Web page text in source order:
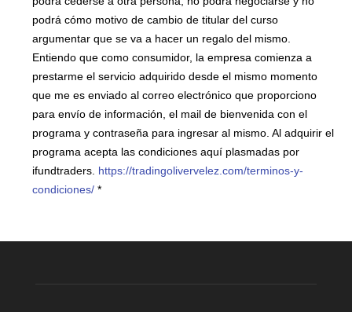
podrá cómo motivo de cambio de titular del curso
argumentar que se va a hacer un regalo del mismo.
Entiendo que como consumidor, la empresa comienza a
prestarme el servicio adquirido desde el mismo momento
que me es enviado al correo electrónico que proporciono
para envío de información, el mail de bienvenida con el
programa y contraseña para ingresar al mismo. Al adquirir el
programa acepta las condiciones aquí plasmadas por
ifundtraders. https://tradingolivervelez.com/terminos-y-
condiciones/ *